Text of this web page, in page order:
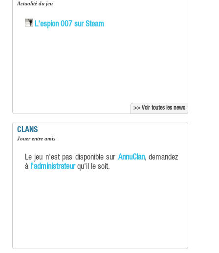
Actualité du jeu
L'espion 007 sur Steam
>> Voir toutes les news
CLANS
Jouer entre amis
Le jeu n'est pas disponible sur AnnuClan, demandez
à l'administrateurqu'il le soit.